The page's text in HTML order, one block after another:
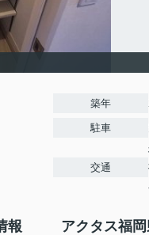
築年
駐車
交通
報 アクタス福